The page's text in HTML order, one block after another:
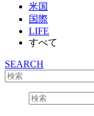
米国
国際
LIFE
すべて
SEARCH